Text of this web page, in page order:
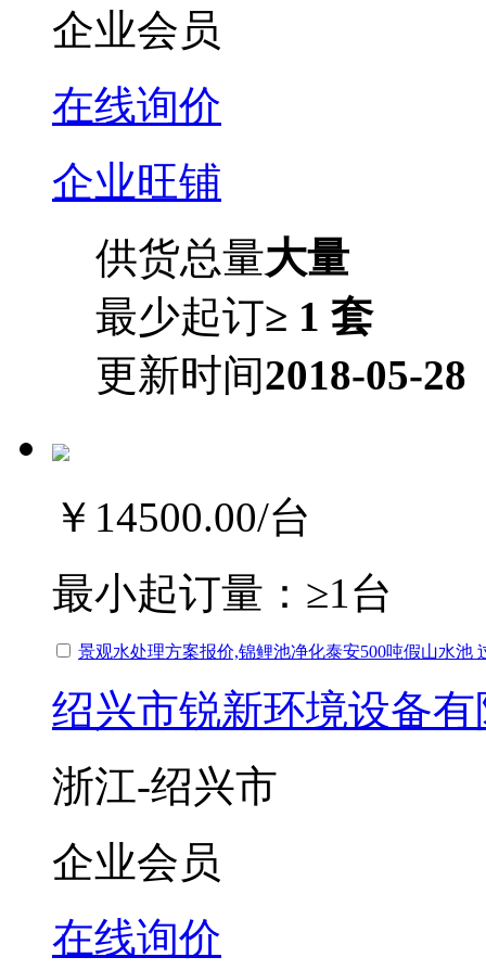
企业会员
在线询价
企业旺铺
供货总量大量
最少起订≥ 1 套
更新时间2018-05-28
￥14500.00/台
最小起订量： ≥1台
景观水处理方案报价,锦鲤池净化泰安500吨假山水池
绍兴市锐新环境设备
浙江-绍兴市
企业会员
在线询价